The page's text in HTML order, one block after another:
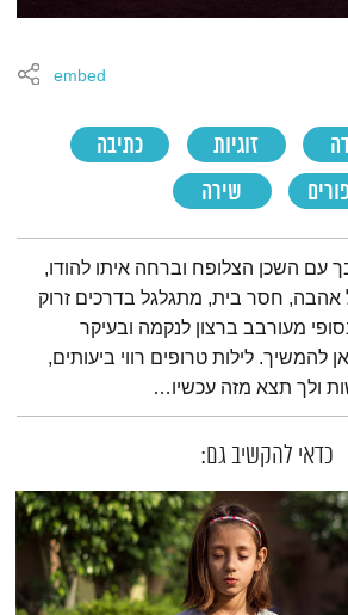
זוגיות
כתיבה
שירה
embed
עם השכן הצלופח וברחה איתו להודו,
חסר בית, מתגלגל בדרכים זרוק
מעורבב ברצון לנקמה ובעיקר
להמשיך. לילות טרופים רווי ביעותים,
ולך תצא מזה עכשיו…
כדאי להקשיב גם: